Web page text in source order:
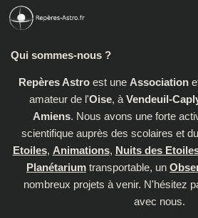
Skip to content
Qui sommes-nous ?
Repères Astroest une Association
amateur de l'Oise, à Vendeuil-
Amiens. Nous avons une forte
scientifique auprès des scolaires et
Etoiles, Animations, Nuits des
Planétarium transportable, un
nombreux projets à venir. N'hésitez
avec nous.